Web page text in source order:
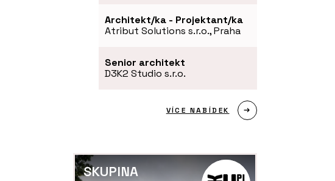
Architekt/ka - Projektant/ka
Atribut Solutions s.r.o., Praha
Senior architekt
D3K2 Studio s.r.o.
VÍCE NABÍDEK
SKUPINA